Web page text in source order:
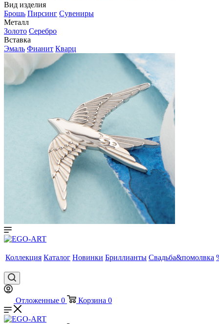
Вид изделия
Брошь Пирсинг Сувениры
Металл
Золото Серебро
Вставка
Эмаль Фианит Кварц
Коллекция Каталог Новинки Бриллианты Свадьба&помолвка
Отложенные 0 Корзина 0